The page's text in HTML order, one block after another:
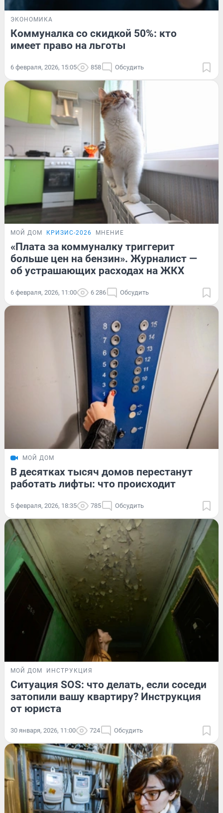
ЭКОНОМИКА
Коммуналка со скидкой 50%: кто
имеет право на льготы
6 февраля, 2026, 15:05 858 Обсудить
МОЙ ДОМ КРИЗИС-2026 МНЕНИЕ
«Плата за коммуналку триггерит
больше цен на бензин». Журналист —
об устрашающих расходах на ЖКХ
6 февраля, 2026, 11:00 6 286 Обсудить
МОЙ ДОМ
В десятках тысяч домов перестанут
работать лифты: что происходит
5 февраля, 2026, 18:35 785 Обсудить
МОЙ ДОМ ИНСТРУКЦИЯ
Ситуация SOS: что делать, если соседи
затопили вашу квартиру? Инструкция
от юриста
30 января, 2026, 11:00 724 Обсудить